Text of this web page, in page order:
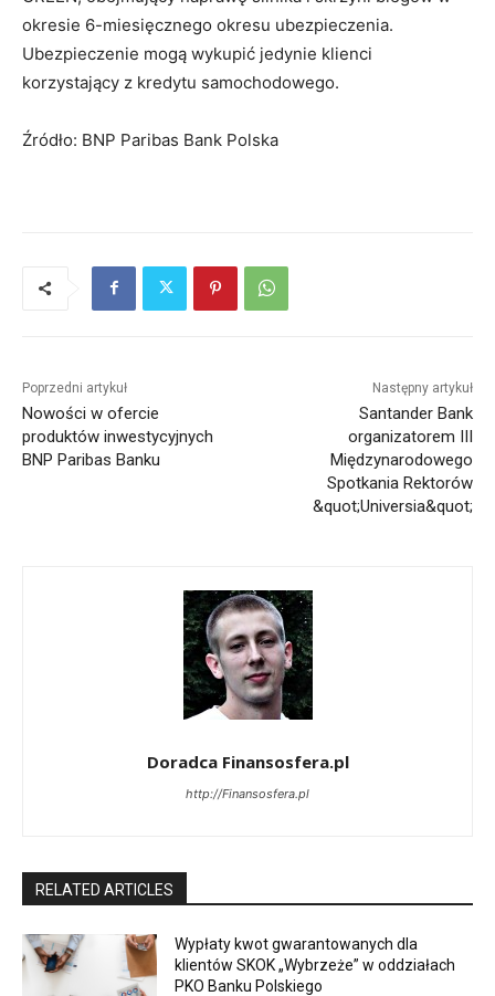
okresie 6-miesięcznego okresu ubezpieczenia.
Ubezpieczenie mogą wykupić jedynie klienci
korzystający z kredytu samochodowego.
Źródło: BNP Paribas Bank Polska
Poprzedni artykuł
Nowości w ofercie
produktów inwestycyjnych
BNP Paribas Banku
Następny artykuł
Santander Bank
organizatorem III
Międzynarodowego
Spotkania Rektorów
&quot;Universia&quot;
Doradca Finansosfera.pl
http://Finansosfera.pl
RELATED ARTICLES
Wypłaty kwot gwarantowanych dla
klientów SKOK „Wybrzeże” w oddziałach
PKO Banku Polskiego